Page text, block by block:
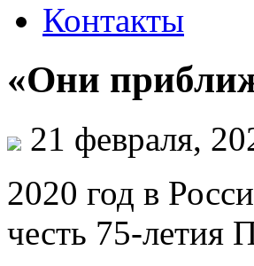
Контакты
«Они
21 февраля,
2020 год в
честь 75-летия